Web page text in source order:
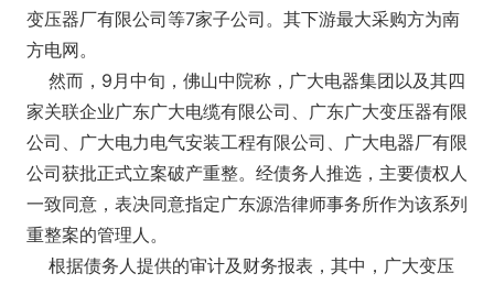
变压器厂有限公司等7家子公司。其下游最大采购方为南
方电网。
然而，9月中旬，佛山中院称，广大电器集团以及其四
家关联企业广东广大电缆有限公司、广东广大变压器有限
公司、广大电力电气安装工程有限公司、广大电器厂有限
公司获批正式立案破产重整。经债务人推选，主要债权人
一致同意，表决同意指定广东源浩律师事务所作为该系列
重整案的管理人。
根据债务人提供的审计及财务报表，其中，广大变压